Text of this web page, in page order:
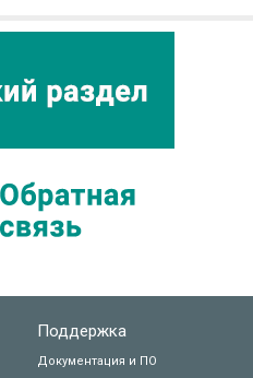
Поддержка
Документация и ПО